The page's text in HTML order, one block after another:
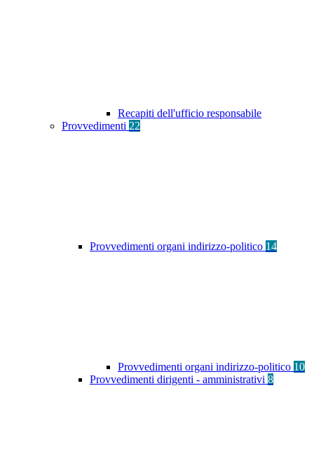
Recapiti dell'ufficio responsabile
Provvedimenti 22
Provvedimenti organi indirizzo-politico 14
Provvedimenti organi indirizzo-politico 10
Provvedimenti dirigenti - amministrativi 8